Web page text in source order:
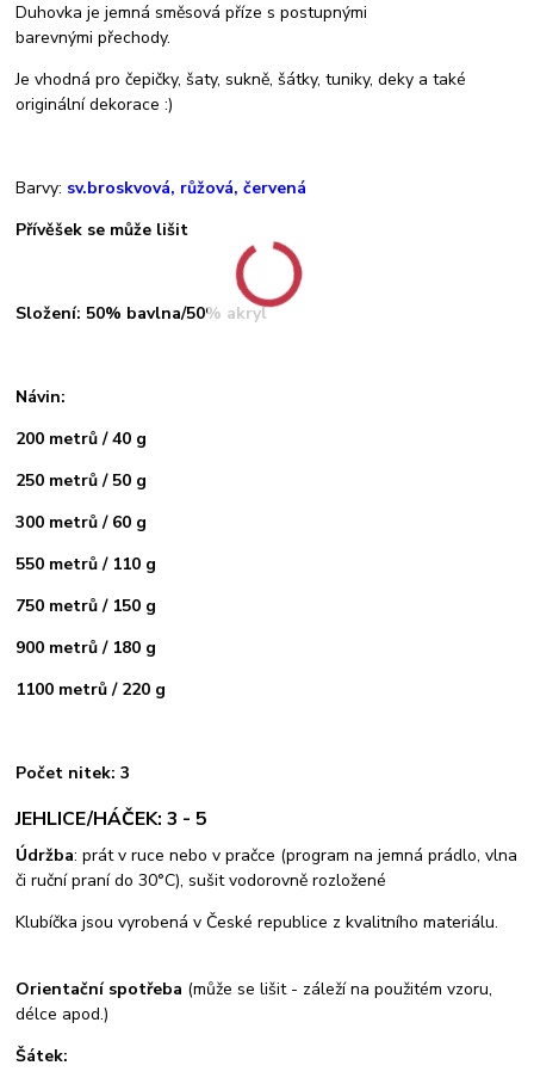
Duhovka je jemná směsová příze s postupnými
barevnými přechody.
Je vhodná pro čepičky, šaty, sukně, šátky, tuniky, deky a také
originální dekorace :)
Barvy: sv.broskvová, růžová, červená
Přívěšek se může lišit
Složení: 50% bavlna/50% akryl
Návin:
200 metrů / 40 g
250 metrů / 50 g
300 metrů / 60 g
550 metrů / 110 g
750 metrů / 150 g
900 metrů / 180 g
1100 metrů / 220 g
Počet nitek: 3
JEHLICE/HÁČEK: 3 - 5
Údržba: prát v ruce nebo v pračce (program na jemná prádlo, vlna
či ruční praní do 30°C), sušit vodorovně rozložené
Klubíčka jsou vyrobená v České republice z kvalitního materiálu.
Orientační spotřeba (může se lišit - záleží na použitém vzoru,
délce apod.)
Šátek: